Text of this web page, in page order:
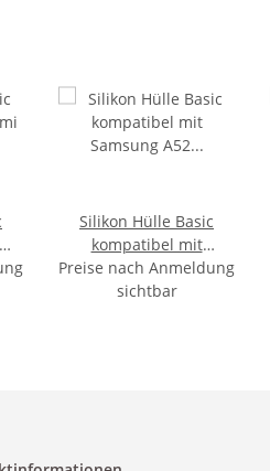
Silikon Hülle Basic
kompatibel mit
Samsung A52
Transparent
Preise nach Anmeldung
sichtbar